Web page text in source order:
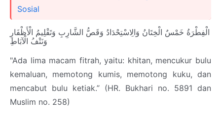
Sosial
الْفِطْرَةُ خَمْسٌ الْخِتَانُ وَالِاسْتِحْدَادُ وَقَصُّ الشَّارِبِ وَتَقْلِيمُ الْأَظْفَارِ
وَنَتْفُ الْآبَاطِ
"Ada lima macam fitrah, yaitu: khitan, mencukur bulu
kemaluan, memotong kumis, memotong kuku, dan
mencabut bulu ketiak.” (HR. Bukhari no. 5891 dan
Muslim no. 258)